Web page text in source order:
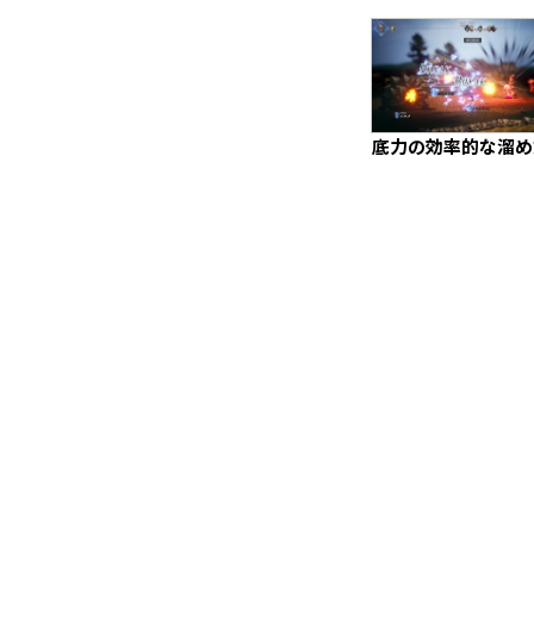
底力の効率的な溜